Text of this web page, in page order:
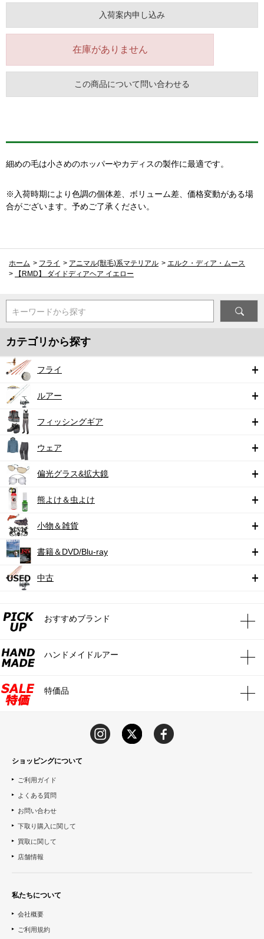
入荷案内申し込み
在庫がありません
この商品について問い合わせる
細めの毛は小さめのホッパーやカディスの製作に最適です。
※入荷時期により色調の個体差、ボリューム差、価格変動がある場
合がございます。予めご了承ください。
ホーム > フライ > アニマル(獣毛)系マテリアル > エルク・ディア・ムース
>
【RMD】 ダイドディアヘア イエロー
キーワードから探す
カテゴリから探す
フライ
ルアー
フィッシングギア
ウェア
偏光グラス&拡大鏡
熊よけ＆虫よけ
小物＆雑貨
書籍＆DVD/Blu-ray
中古
おすすめブランド
ハンドメイドルアー
特価品
ショッピングについて
ご利用ガイド
よくある質問
お問い合わせ
下取り購入に関して
買取に関して
店舗情報
私たちについて
会社概要
ご利用規約